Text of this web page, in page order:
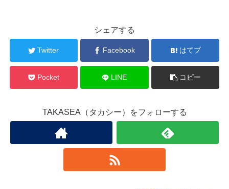
シェアする
Twitter Facebook はてブ
Pocket LINE コピー
TAKASEA（タカシー）をフォローする